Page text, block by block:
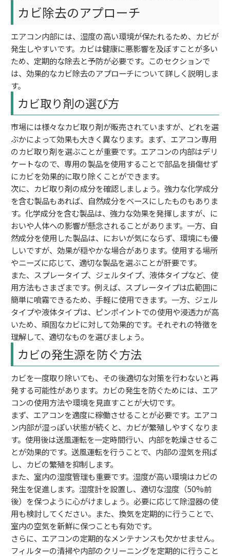
カビ除去のアプローチ
エアコン内部には、湿度の高い環境が保たれるため、カビが
発生しやすいです。カビは健康に悪影響を及ぼすことが多い
ため、定期的な除去と予防が必要です。このセクションで
は、効果的なカビ除去のアプローチについて詳しく説明しま
す。
カビ取り剤の選び方
市場には様々なカビ取り剤が販売されていますが、どれを選
ぶかによって効果も大きく異なります。まず、エアコン専用
のカビ取り剤を選ぶことが重要です。エアコンの内部はデリ
ケートなので、専用の製品を使用することで部品を損傷せず
にカビを効果的に取り除くことができます。
次に、カビ取り剤の成分を確認しましょう。強力な化学成分
を含む製品もあれば、自然成分をベースにしたものもありま
す。化学成分を含む製品は、強力な効果を発揮しますが、に
おいや人体への影響が懸念されることがあります。一方、自
然成分を使用した製品は、においが気にならず、環境にも優
しいですが、効果が穏やかな場合があります。使用する場所
やニーズに応じて、適切な製品を選ぶことが肝要です。
また、スプレータイプ、ジェルタイプ、液体タイプなど、使
用方法もさまざまです。例えば、スプレータイプは広範囲に
簡単に噴霧できるため、手軽に使用できます。一方、ジェル
タイプや液体タイプは、ピンポイントでの使用や浸透力が高
いため、頑固なカビに対して効果的です。それぞれの特徴を
理解して、適切なものを選びましょう。
カビの発生源を防ぐ方法
カビを一度取り除いても、その後適切な対策を行わないと再
発する可能性があります。カビの発生を防ぐためには、エア
コンの使用方法や環境を見直すことが大切です。
まず、エアコンを適度に稼働させることが必要です。エアコ
ン内部が湿っぽい状態が続くと、カビが繁殖しやすくなりま
す。使用後は送風運転を一定時間行い、内部を乾燥させるこ
とが効果的です。送風運転を行うことで、内部の湿気を飛ば
し、カビの繁殖を抑制します。
また、室内の湿度管理も重要です。湿度が高い環境はカビの
発生を促進します。湿度計を設置し、適切な湿度（50%前
後）を保つように心がけましょう。必要に応じて除湿器の使
用も検討してください。また、換気を定期的に行うことで、
室内の空気を新鮮に保つことも有効です。
さらに、エアコンの定期的なメンテナンスも欠かせません。
フィルターの清掃や内部のクリーニングを定期的に行うこと